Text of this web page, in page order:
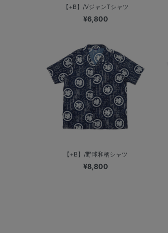
【+B】/VジャンTシャツ
¥6,800
【+B】/野球和柄シャツ
¥8,800